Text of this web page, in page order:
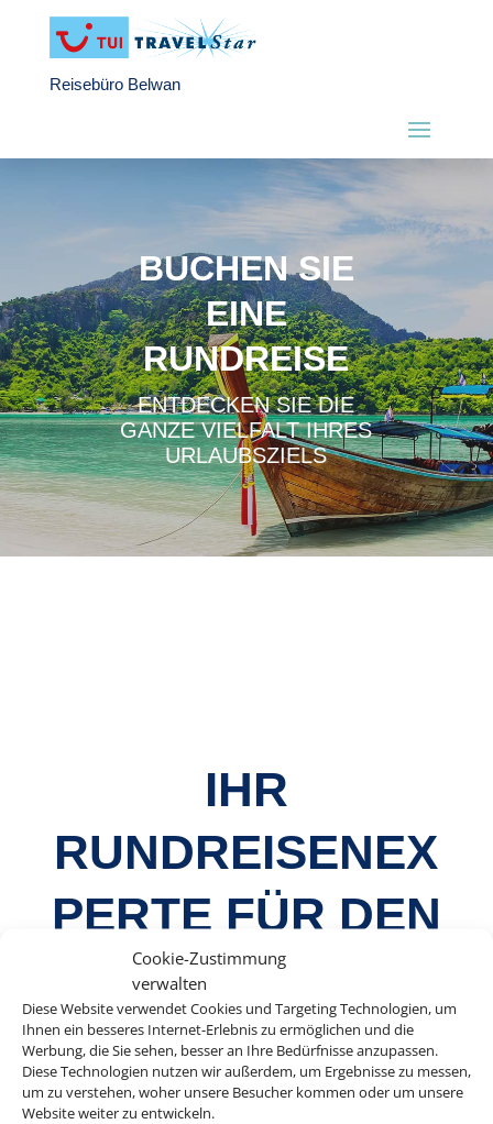
Cookie-Zustimmung
verwalten
Diese Website verwendet Cookies und Targeting Technologien, um
Ihnen ein besseres Internet-Erlebnis zu ermöglichen und die
Werbung, die Sie sehen, besser an Ihre Bedürfnisse anzupassen.
Diese Technologien nutzen wir außerdem, um Ergebnisse zu messen,
um zu verstehen, woher unsere Besucher kommen oder um unsere
Website weiter zu entwickeln.
Reisebüro Belwan
BUCHEN SIE
EINE
RUNDREISE
ENTDECKEN SIE DIE
GANZE VIELFALT IHRES
URLAUBSZIELS
IHR
RUNDREISENEX
PERTE FÜR DEN
PERFEKTEN
URLAUB